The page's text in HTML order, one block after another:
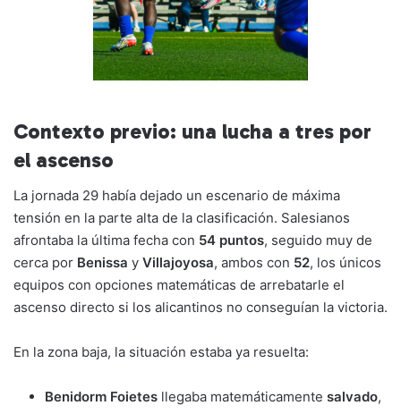
Contexto previo: una lucha a tres por
el ascenso
La jornada 29 había dejado un escenario de máxima
tensión en la parte alta de la clasificación. Salesianos
afrontaba la última fecha con 54 puntos, seguido muy de
cerca por Benissa y Villajoyosa, ambos con 52, los únicos
equipos con opciones matemáticas de arrebatarle el
ascenso directo si los alicantinos no conseguían la victoria.
En la zona baja, la situación estaba ya resuelta:
Benidorm Foietes llegaba matemáticamente salvado,